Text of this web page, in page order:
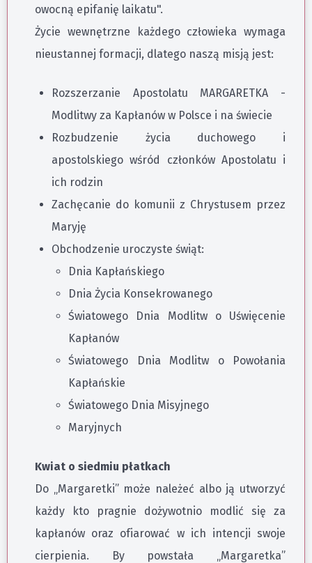
owocną epifanię laikatu".
Życie wewnętrzne każdego człowieka wymaga
nieustannej formacji, dlatego naszą misją jest:
Rozszerzanie Apostolatu MARGARETKA -
Modlitwy za Kapłanów w Polsce i na świecie
Rozbudzenie życia duchowego i
apostolskiego wśród członków Apostolatu i
ich rodzin
Zachęcanie do komunii z Chrystusem przez
Maryję
Obchodzenie uroczyste świąt:
Dnia Kapłańskiego
Dnia Życia Konsekrowanego
Światowego Dnia Modlitw o Uświęcenie
Kapłanów
Światowego Dnia Modlitw o Powołania
Kapłańskie
Światowego Dnia Misyjnego
Maryjnych
Kwiat o siedmiu płatkach
Do „Margaretki” może należeć albo ją utworzyć
każdy kto pragnie dożywotnio modlić się za
kapłanów oraz ofiarować w ich intencji swoje
cierpienia. By powstała „Margaretka”